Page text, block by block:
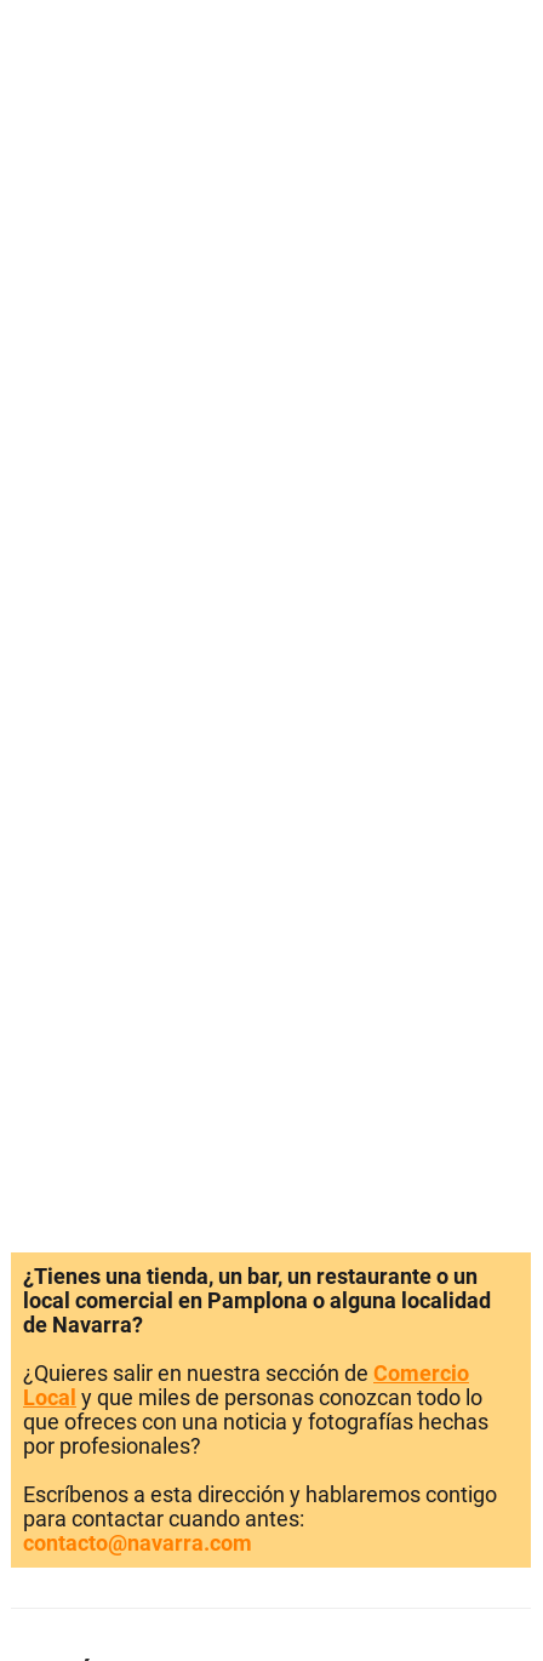
¿Tienes una tienda, un bar, un restaurante o un
local comercial en Pamplona o alguna localidad
de Navarra?
¿Quieres salir en nuestra sección de Comercio
Local y que miles de personas conozcan todo lo
que ofreces con una noticia y fotografías hechas
por profesionales?
Escríbenos a esta dirección y hablaremos contigo
para contactar cuando antes:
contacto@navarra.com